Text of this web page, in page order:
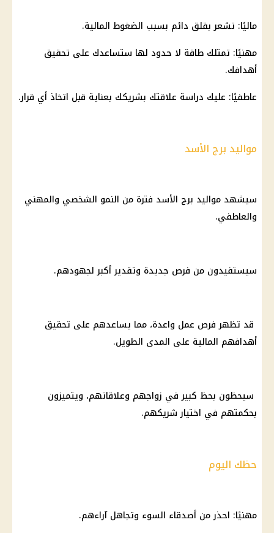
ماليًا: تشعر بقلق دائم بسبب الضغوط المالية.
مهنيًا: تمتلك طاقة لا حدود لها ستساعدك على تحقيق
أهدافك.
عاطفيًا: عليك دراسة علاقتك بشريكك بعناية قبل اتخاذ أي قرار.
مواليد برج الأسد
سيشهد مواليد برج الأسد فترة من النمو الشخصي والمهني
والعاطفي.
سيستفيدون من فرص جديدة وتقدير أكبر لجهودهم.
قد تظهر فرص عمل واعدة، مما يساعدهم على تحقيق
أهدافهم المالية على المدى الطويل.
سيحظون بحظ كبير في زواجهم وعلاقاتهم، ويتميزون
بحكمتهم في اختيار شريكهم.
حظك اليوم
مهنيًا: احذر من أصدقاء السوء وتجاهل آراءهم.